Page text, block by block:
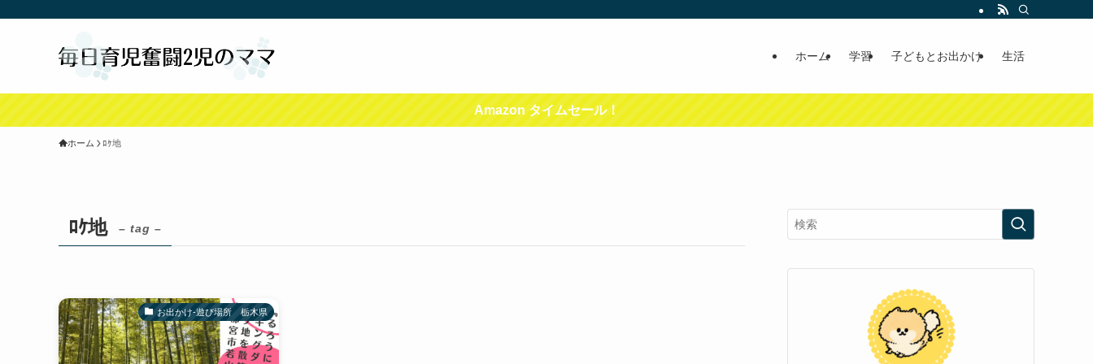
ホーム 学習 子どもとお出かけ 生活
Amazon タイムセール！
ホーム ﾛｹ地
ﾛｹ地 – tag –
お出かけ-遊び場所 栃木県